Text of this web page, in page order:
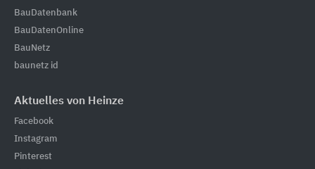
BauDatenbank
BauDatenOnline
BauNetz
baunetz id
Aktuelles von Heinze
Facebook
Instagram
Pinterest